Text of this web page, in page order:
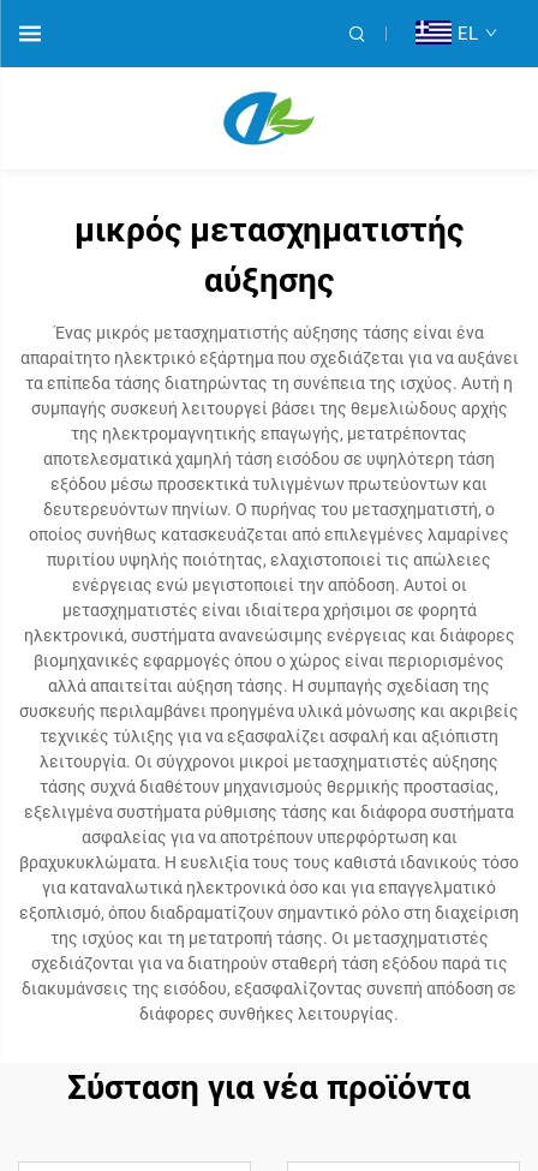
EL
μικρός μετασχηματιστής
αύξησης
Ένας μικρός μετασχηματιστής αύξησης τάσης είναι ένα
απαραίτητο ηλεκτρικό εξάρτημα που σχεδιάζεται για να αυξάνει
τα επίπεδα τάσης διατηρώντας τη συνέπεια της ισχύος. Αυτή η
συμπαγής συσκευή λειτουργεί βάσει της θεμελιώδους αρχής
της ηλεκτρομαγνητικής επαγωγής, μετατρέποντας
αποτελεσματικά χαμηλή τάση εισόδου σε υψηλότερη τάση
εξόδου μέσω προσεκτικά τυλιγμένων πρωτεύοντων και
δευτερευόντων πηνίων. Ο πυρήνας του μετασχηματιστή, ο
οποίος συνήθως κατασκευάζεται από επιλεγμένες λαμαρίνες
πυριτίου υψηλής ποιότητας, ελαχιστοποιεί τις απώλειες
ενέργειας ενώ μεγιστοποιεί την απόδοση. Αυτοί οι
μετασχηματιστές είναι ιδιαίτερα χρήσιμοι σε φορητά
ηλεκτρονικά, συστήματα ανανεώσιμης ενέργειας και διάφορες
βιομηχανικές εφαρμογές όπου ο χώρος είναι περιορισμένος
αλλά απαιτείται αύξηση τάσης. Η συμπαγής σχεδίαση της
συσκευής περιλαμβάνει προηγμένα υλικά μόνωσης και ακριβείς
τεχνικές τύλιξης για να εξασφαλίζει ασφαλή και αξιόπιστη
λειτουργία. Οι σύγχρονοι μικροί μετασχηματιστές αύξησης
τάσης συχνά διαθέτουν μηχανισμούς θερμικής προστασίας,
εξελιγμένα συστήματα ρύθμισης τάσης και διάφορα συστήματα
ασφαλείας για να αποτρέπουν υπερφόρτωση και
βραχυκυκλώματα. Η ευελιξία τους τους καθιστά ιδανικούς τόσο
για καταναλωτικά ηλεκτρονικά όσο και για επαγγελματικό
εξοπλισμό, όπου διαδραματίζουν σημαντικό ρόλο στη διαχείριση
της ισχύος και τη μετατροπή τάσης. Οι μετασχηματιστές
σχεδιάζονται για να διατηρούν σταθερή τάση εξόδου παρά τις
διακυμάνσεις της εισόδου, εξασφαλίζοντας συνεπή απόδοση σε
διάφορες συνθήκες λειτουργίας.
Σύσταση για νέα προϊόντα